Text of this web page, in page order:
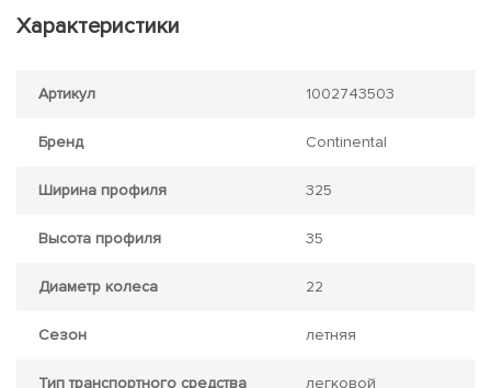
Характеристики
Артикул 1002743503
Бренд Continental
Ширина профиля 325
Высота профиля 35
Диаметр колеса 22
Сезон летняя
Тип транспортного средства легковой